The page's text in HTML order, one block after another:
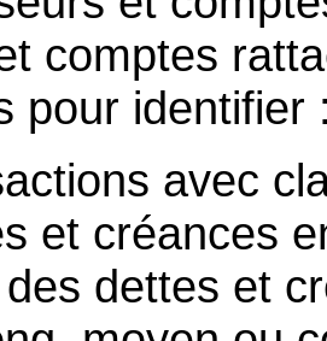
comptes
pour identifier
avec
et créances
dettes et